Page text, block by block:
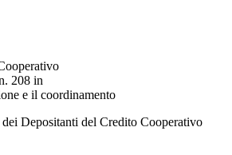
Cooperativo
al n. 208 in
e il coordinamento
Depositanti del Credito Cooperativo